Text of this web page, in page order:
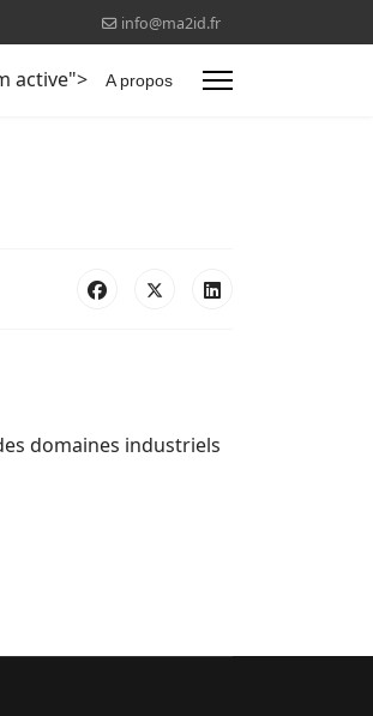
info@ma2id.fr
active"> A propos
domaines industriels